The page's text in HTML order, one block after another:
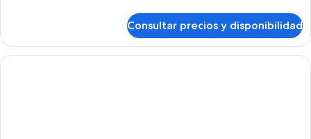
familiar,
vistas
al
Consultar precios y disponibilidad